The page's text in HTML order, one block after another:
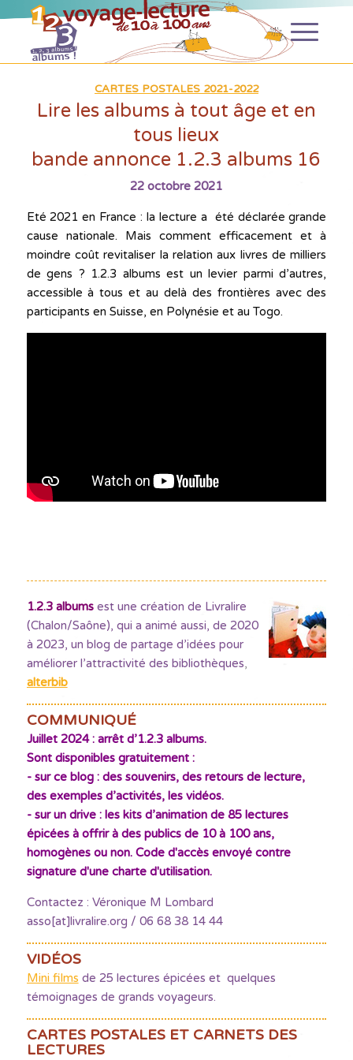
CARTES POSTALES 2021-2022
Lire les albums à tout âge et en
tous lieux
bande annonce 1.2.3 albums 16
22 octobre 2021
Eté 2021 en France : la lecture a été déclarée grande
cause nationale. Mais comment efficacement et à
moindre coût revitaliser la relation aux livres de milliers
de gens ? 1.2.3 albums est un levier parmi d’autres,
accessible à tous et au delà des frontières avec des
participants en Suisse, en Polynésie et au Togo.
1.2.3 albumsest une création de Livralire
(Chalon/Saône), qui a animé aussi, de 2020
à 2023, un blog de partage d’idées pour
améliorer l’attractivité des bibliothèques,
alterbib
COMMUNIQUÉ
Juillet 2024 : arrêt d’1.2.3 albums.
Sont disponibles gratuitement :
- sur ce blog : des souvenirs, des retours de lecture,
des exemples d’activités, les vidéos.
- sur un drive : les kits d’animation de 85 lectures
épicées à offrir à des publics de 10 à 100 ans,
homogènes ou non. Code d'accès envoyé contre
signature d'une charte d'utilisation.
Contactez : Véronique M Lombard
asso[at]livralire.org / 06 68 38 14 44
VIDÉOS
Mini films de 25 lectures épicées et quelques
témoignages de grands voyageurs.
CARTES POSTALES ET CARNETS DES
LECTURES